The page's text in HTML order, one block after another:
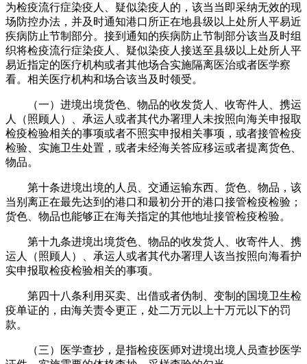
为检疫流行症染疫人、疑似染疫人的，该当当即采纳无效的现
场防控办法，并及时通知港口所正在地县级以上处所人平易近
疾病防止节制部分。接到通知的疾病防止节制部分该当及时组
织将检疫流行症染疫人、疑似染疫人接送至县级以上处所人平
易近指定的医疗机构或者其他场合实施隔离医治或者医学察
看。相关医疗机构和场合该当及时领受。
（一）进境出境货色、物品的收发货人、收寄件人、携运
人（照顾人）、承运人或者其代办署理人未按照向海关申报取
检疫检验相关的事项或者不照实申报相关事项，或者接管检疫
检验、实施卫生处置，或者未经海关答应移运或者提离货色、
物品。
第十条进境出境的人员、交通运输东西、货色、物品，该
当别离正在最先达到的港口和最初分开的港口接管检疫检验；
货色、物品也能够正在海关指定的其他地址接管检疫检验。
第十九条进境出境货色、物品的收发货人、收寄件人、携
运人（照顾人）、承运人或者其代办署理人该当按照向海看护
实申报取检疫检验相关的事项。
第四十八条利用买卖、出借或者伪制、变制的国境卫生检
疫单证的，由海关责令更正，处二万元以上十万元以下的罚
款。
（三）医学查抄，是指检疫医师对进境出境人员查抄医学